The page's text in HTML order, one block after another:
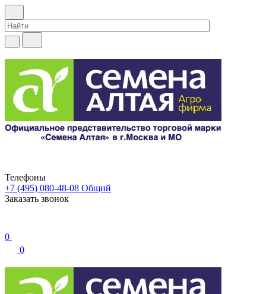
Телефоны
+7 (495) 080-48-08 Общий
Заказать звонок
0
0